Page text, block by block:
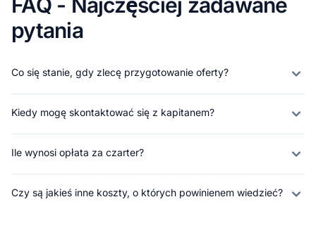
pytania
Co się stanie, gdy zlecę przygotowanie oferty?
Kiedy mogę skontaktować się z kapitanem?
Ile wynosi opłata za czarter?
Czy są jakieś inne koszty, o których powinienem wiedzieć?